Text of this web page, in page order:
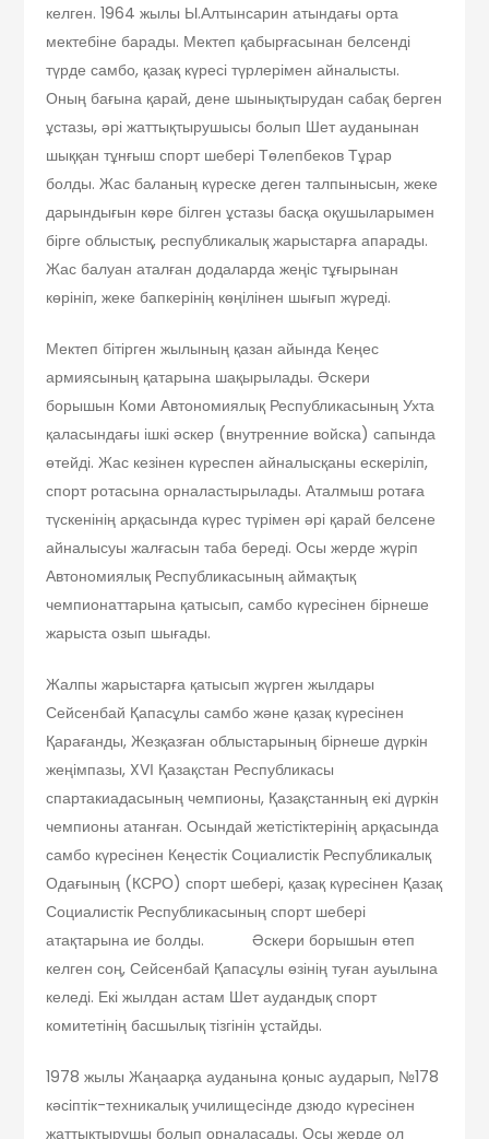
келген. 1964 жылы Ы.Алтынсарин атындағы орта
мектебіне барады. Мектеп қабырғасынан белсенді
түрде самбо, қазақ күресі түрлерімен айналысты.
Оның бағына қарай, дене шынықтырудан сабақ берген
ұстазы, әрі жаттықтырушысы болып Шет ауданынан
шыққан тұнғыш спорт шебері Төлепбеков Тұрар
болды. Жас баланың күреске деген талпынысын, жеке
дарындығын көре білген ұстазы басқа оқушыларымен
бірге облыстық, республикалық жарыстарға апарады.
Жас балуан аталған додаларда жеңіс тұғырынан
көрініп, жеке бапкерінің көңілінен шығып жүреді.
Мектеп бітірген жылының қазан айында Кеңес
армиясының қатарына шақырылады. Әскери
борышын Коми Автономиялық Республикасының Ухта
қаласындағы ішкі әскер (внутренние войска) сапында
өтейді. Жас кезінен күреспен айналысқаны ескеріліп,
спорт ротасына орналастырылады. Аталмыш ротаға
түскенінің арқасында күрес түрімен әрі қарай белсене
айналысуы жалғасын таба береді. Осы жерде жүріп
Автономиялық Республикасының аймақтық
чемпионаттарына қатысып, самбо күресінен бірнеше
жарыста озып шығады.
Жалпы жарыстарға қатысып жүрген жылдары
Сейсенбай Қапасұлы самбо және қазақ күресінен
Қарағанды, Жезқазған облыстарының бірнеше дүркін
жеңімпазы, XVІ Қазақстан Республикасы
спартакиадасының чемпионы, Қазақстанның екі дүркін
чемпионы атанған. Осындай жетістіктерінің арқасында
самбо күресінен Кеңестік Социалистік Республикалық
Одағының (КСРО) спорт шебері, қазақ күресінен Қазақ
Социалистік Республикасының спорт шебері
атақтарына ие болды. Әскери борышын өтеп
келген соң, Сейсенбай Қапасұлы өзінің туған ауылына
келеді. Екі жылдан астам Шет аудандық спорт
комитетінің басшылық тізгінін ұстайды.
1978 жылы Жаңаарқа ауданына қоныс аударып, №178
кәсіптік-техникалық училищесінде дзюдо күресінен
жаттықтырушы болып орналасады. Осы жерде ол